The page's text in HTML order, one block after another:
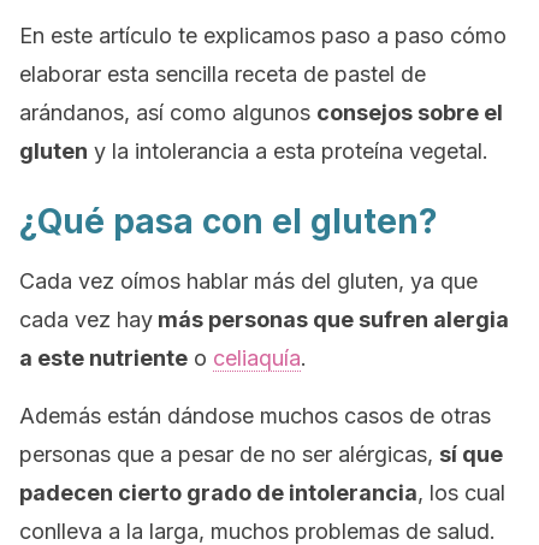
En este artículo te explicamos paso a paso cómo
elaborar esta sencilla receta de pastel de
arándanos, así como algunos consejos sobre el
gluten y la intolerancia a esta proteína vegetal.
¿Qué pasa con el gluten?
Cada vez oímos hablar más del gluten, ya que
cada vez hay más personas que sufren alergia
a este nutriente o celiaquía.
Además están dándose muchos casos de otras
personas que a pesar de no ser alérgicas, sí que
padecen cierto grado de intolerancia, los cual
conlleva a la larga, muchos problemas de salud.